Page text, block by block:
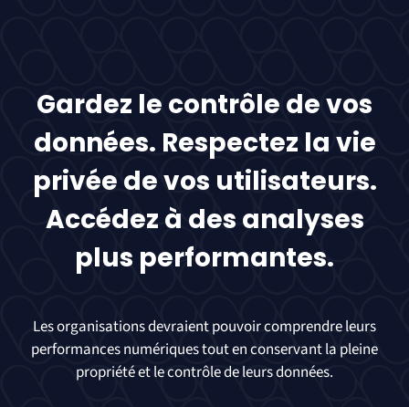
Gardez le contrôle de vos
données. Respectez la vie
privée de vos utilisateurs.
Accédez à des analyses
plus performantes.
Les organisations devraient pouvoir comprendre leurs
performances numériques tout en conservant la pleine
propriété et le contrôle de leurs données.